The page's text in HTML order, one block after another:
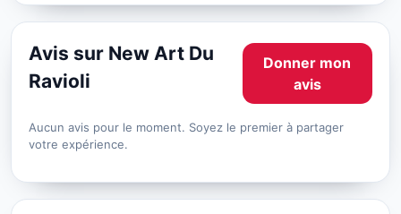
Avis sur New Art Du
Ravioli
Donner mon
avis
Aucun avis pour le moment. Soyez le premier à partager
votre expérience.